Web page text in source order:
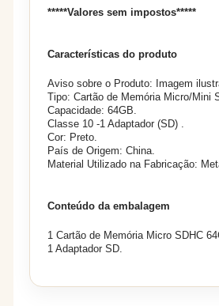
*****Valores sem impostos*****
Características do produto
Aviso sobre o Produto: Imagem
Tipo: Cartão de Memória Micro/Mini
Capacidade: 64GB.
Classe 10 -1 Adaptador (SD) .
Cor: Preto.
País de Origem: China.
Material Utilizado na Fabricação:
Conteúdo da embalagem
1 Cartão de Memória Micro SDHC
1 Adaptador SD.